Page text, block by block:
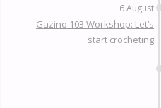
6 August
Gazino 103 Workshop: Let’s
start crocheting